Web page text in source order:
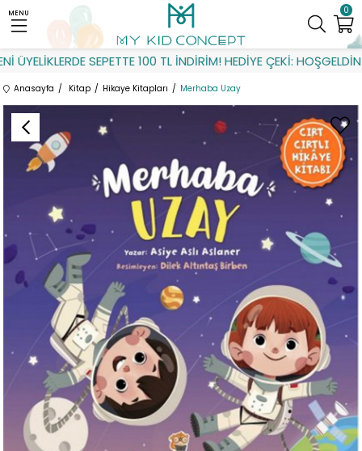
SEPETTE 100 TL İNDİRİM! HEDİYE ÇEKİ: HOŞGELDİN
0
MENU
Anasayfa Kitap Hikaye Kitapları Merhaba Uzay